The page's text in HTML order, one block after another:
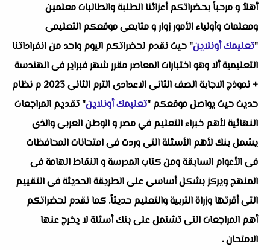
أهلاُ و مرحباً بحضراتكم أعزائنا الطلبة والطالبات معلمين
ومعلمات وأولياء الأمور زوار و متابعى موقعكم التعليمى
"تعليمك أونلاين" حيث نقدم لحضراتكم اليوم واحد من انفراداتنا
التعليمية ألا وهواختبارات المعاصر مقرر شهر فبراير فى الهندسة
+ نموذج الاجابة الصف الثانى الاعدادى الترم الثانى 2023 م
نظام
حديث حيث يواصل موقعكم "تعليمك أونلاين" تقديم المراجعات
النهائية لأهم خبراء التعليم في مصر و الوطن العربى والذى
يشمل بنك لأهم الأسئلة التى وردت فى امتحانات المحافظات
فى الأعوام السابقة ومن كتاب المدرسة و النقاط الهامة فى
المنهج ويركز بشكل أساسى على الطريقة الحديثة فى التقييم
التى أقرتها وزراة التربية والتعليم حديثاً. كما نقدم لحضراتكم
أهم المراجعات التى تشتمل على بنك أسئلة لا يخرج عنها
الامتحان .